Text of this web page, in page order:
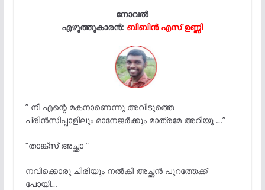
നോവൽ
എഴുത്തുകാരൻ: ബിബിൻ എസ് ഉണ്ണി
” നീ എന്റെ മകനാണെന്നു അവിടുത്തെ
പ്രിൻസിപ്പാളിലും മാനേജർക്കും മാത്രമേ അറിയൂ …”
“താങ്ക്സ് അച്ഛാ ”
നവിക്കൊരു ചിരിയും നൽകി അച്ഛൻ പുറത്തേക്ക്
പോയി…